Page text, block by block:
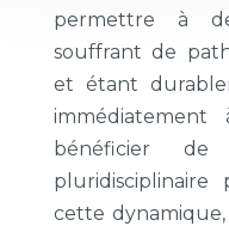
permettre à
souffrant de
et étant
bénéficier de
pluridisciplinaire
cette